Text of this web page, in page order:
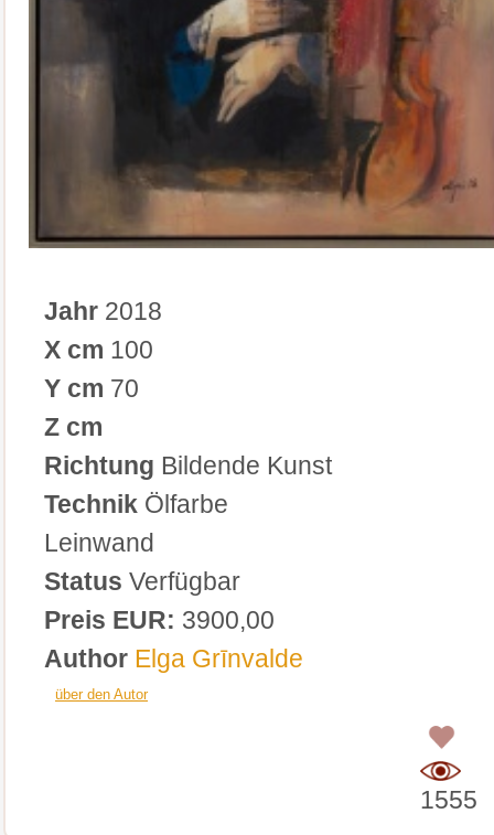
Jahr 2018
X cm 100
Y cm 70
Z cm
Richtung Bildende Kunst
Technik Ölfarbe
Leinwand
Status Verfügbar
Preis EUR: 3900,00
Author Elga Grīnvalde
über den Autor
1555